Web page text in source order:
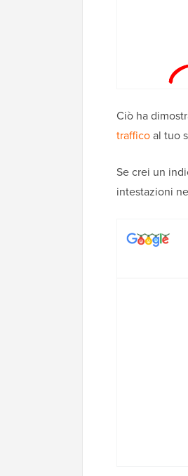
Ciò ha
trafficoal tuo
Se crei un
intestazioni